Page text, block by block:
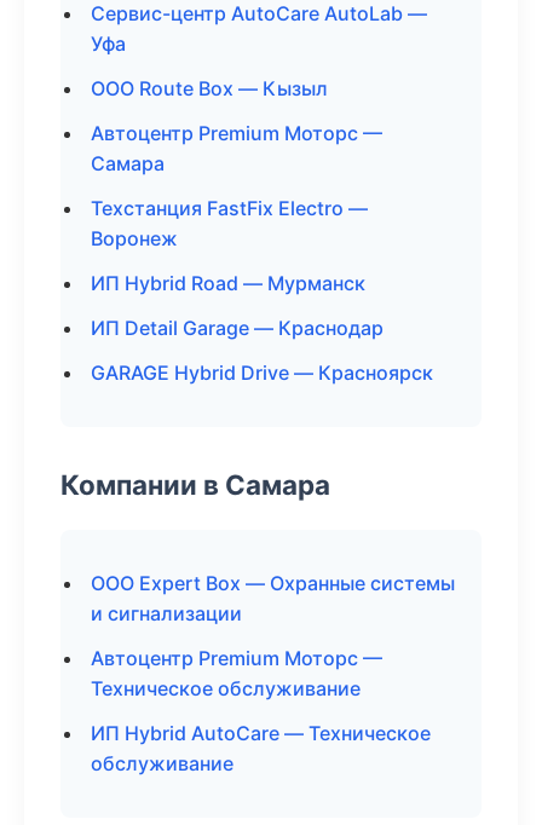
Сервис-центр AutoCare AutoLab —
Уфа
ООО Route Box — Кызыл
Автоцентр Premium Моторс —
Самара
Техстанция FastFix Electro —
Воронеж
ИП Hybrid Road — Мурманск
ИП Detail Garage — Краснодар
GARAGE Hybrid Drive — Красноярск
Компании в Самара
ООО Expert Box — Охранные системы
и сигнализации
Автоцентр Premium Моторс —
Техническое обслуживание
ИП Hybrid AutoCare — Техническое
обслуживание